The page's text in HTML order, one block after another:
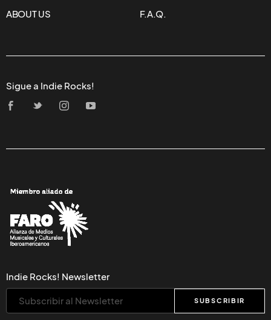
ABOUT US
F.A.Q.
Sigue a Indie Rocks!
Indie Rocks! Newsletter